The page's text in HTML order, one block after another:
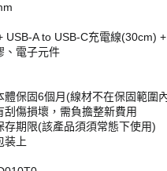
USB-A to USB-C充電線(30cm)
、電子元件
體保固6個月(線材不在保固範圍
傷損壞，需負擔整新費用
存期限(該產品須須常態下使用)
装上